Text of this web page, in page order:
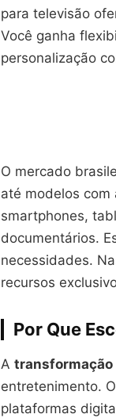
para televisão
Você ganha
personalização
O mercado
até modelos com
smartphones,
documentários.
necessidades.
recursos
Por Que
A
entretenimento.
plataformas